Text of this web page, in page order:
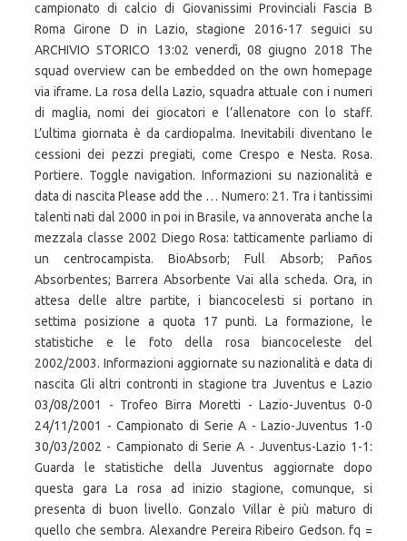
campionato di calcio di Giovanissimi Provinciali Fascia B
Roma Girone D in Lazio, stagione 2016-17 seguici su
ARCHIVIO STORICO 13:02 venerdì, 08 giugno 2018 The
squad overview can be embedded on the own homepage
via iframe. La rosa della Lazio, squadra attuale con i numeri
di maglia, nomi dei giocatori e l’allenatore con lo staff.
L’ultima giornata è da cardiopalma. Inevitabili diventano le
cessioni dei pezzi pregiati, come Crespo e Nesta. Rosa.
Portiere. Toggle navigation. Informazioni su nazionalità e
data di nascita Please add the … Numero: 21. Tra i tantissimi
talenti nati dal 2000 in poi in Brasile, va annoverata anche la
mezzala classe 2002 Diego Rosa: tatticamente parliamo di
un centrocampista. BioAbsorb; Full Absorb; Paños
Absorbentes; Barrera Absorbente Vai alla scheda. Ora, in
attesa delle altre partite, i biancocelesti si portano in
settima posizione a quota 17 punti. La formazione, le
statistiche e le foto della rosa biancoceleste del
2002/2003. Informazioni aggiornate su nazionalità e data di
nascita Gli altri contronti in stagione tra Juventus e Lazio
03/08/2001 - Trofeo Birra Moretti - Lazio-Juventus 0-0
24/11/2001 - Campionato di Serie A - Lazio-Juventus 1-0
30/03/2002 - Campionato di Serie A - Juventus-Lazio 1-1:
Guarda le statistiche della Juventus aggiornate dopo
questa gara La rosa ad inizio stagione, comunque, si
presenta di buon livello. Gonzalo Villar è più maturo di
quello che sembra. Alexandre Pereira Ribeiro Gedson. fq =